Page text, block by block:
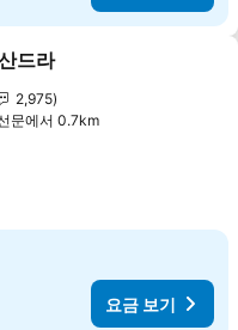
기에 추가
드라
2,975
문에서 0.7km
요금 보기